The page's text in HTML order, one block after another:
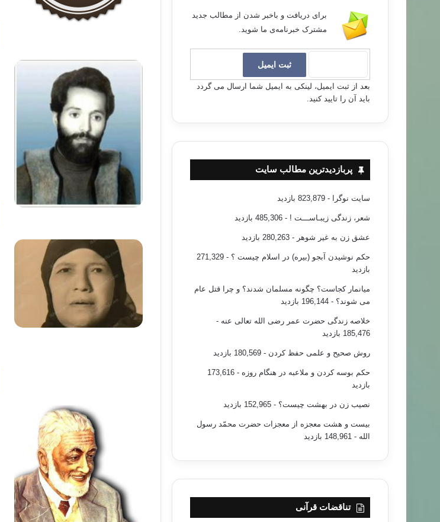
برای دریافت و باخبر شدن از مطالب جدید
مشترک خبرنامه‌ی ما شوید.
بعد از ثبت ایمیل، لینکی به ایمیل شما ارسال می گردد
باید آن را تایید کنید.
پربازدیدترین مطالب سایت
سایت نوگرا - 823,879 بازدید
شعر، زندگی زیبـاســـت ! - 485,306 بازدید
عشق زن به غیر شوهر - 280,263 بازدید
حکم نوشیدن آبجو (بیره) در اسلام چیست ؟
- 271,329
بازدید
میانمار کجاست؟ چگونه مسلمان شدند؟ و چرا قتل عام
می شوند؟ - 196,144 بازدید
خلاصه زندگی حضرت عمر رضی الله تعالی عنه -
185,476 بازدید
روش صحیح و علمی حفظ کردن - 180,569 بازدید
حکم بوسه کردن و ملاعبه در هنگام روزه
- 173,616
بازدید
نصیب زن در بهشت چیست؟ - 152,965 بازدید
بیست و هشت معجزه از معجزات حضرت محمّد رسول
الله - 148,961 بازدید
تناقضات قرآنی